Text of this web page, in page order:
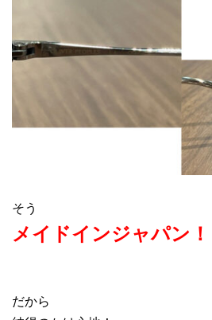
そう
メイドインジャパン！
だから